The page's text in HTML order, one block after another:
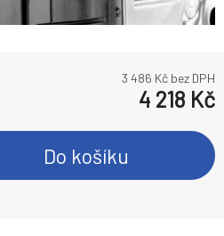
3 486 Kč bez DPH
4 218 Kč
Do košíku